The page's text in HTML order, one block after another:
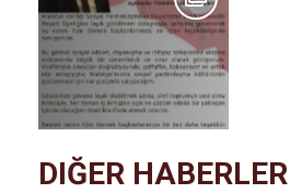
DIĞER HABERLER